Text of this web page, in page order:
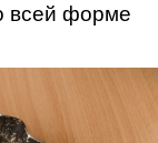
всей форме